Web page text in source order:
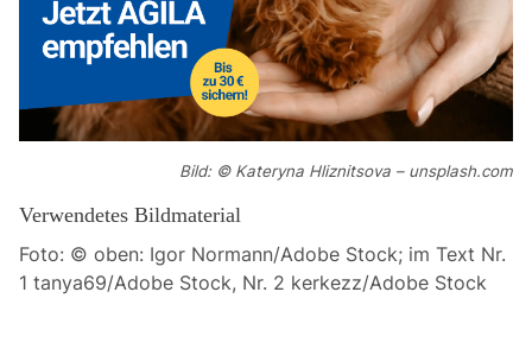
Bild: © Kateryna Hliznitsova – unsplash.com
Verwendetes Bildmaterial
Foto: © oben: Igor Normann/Adobe Stock; im Text Nr.
1 tanya69/Adobe Stock, Nr. 2 kerkezz/Adobe Stock